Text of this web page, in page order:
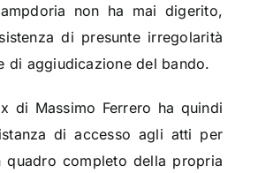
non ha mai digerito,
di presunte irregolarità
di aggiudicazione del bando.
di Massimo Ferrero ha quindi
di accesso agli atti per
quadro completo della propria